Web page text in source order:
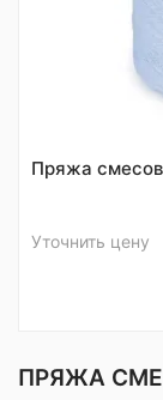
Пряжа
Уточнить цену
ПРЯЖА